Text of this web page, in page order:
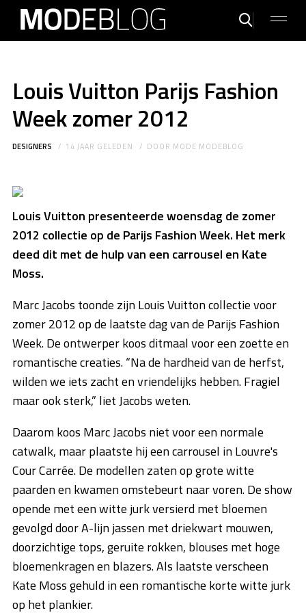
Louis Vuitton Parijs Fashion
Week zomer 2012
DESIGNERS 14 JAAR GELEDEN DOOR MODE MODEBLOG
Louis Vuitton presenteerde woensdag de zomer
2012 collectie op de Parijs Fashion Week. Het merk
deed dit met de hulp van een carrousel en Kate
Moss.
Marc Jacobs toonde zijn Louis Vuitton collectie voor
zomer 2012 op de laatste dag van de Parijs Fashion
Week. De ontwerper koos ditmaal voor een zoette en
romantische creaties. “Na de hardheid van de herfst,
wilden we iets zacht en vriendelijks hebben. Fragiel
maar ook sterk,” liet Jacobs weten.
Daarom koos Marc Jacobs niet voor een normale
catwalk, maar plaatste hij een carrousel in Louvre's
Cour Carrée. De modellen zaten op grote witte
paarden en kwamen omstebeurt naar voren. De show
opende met een witte jurk versierd met bloemen
gevolgd door A-lijn jassen met driekwart mouwen,
doorzichtige tops, geruite rokken, blouses met hoge
bloemenkragen en blazers. Als laatste verscheen
Kate Moss gehuld in een romantische korte witte jurk
op het plankier.